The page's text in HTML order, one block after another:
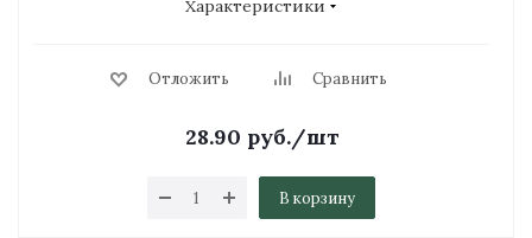
Характеристики
Отложить Сравнить
28.90 руб./шт
В корзину